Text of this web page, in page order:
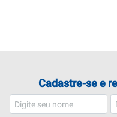
Cadastre-se e